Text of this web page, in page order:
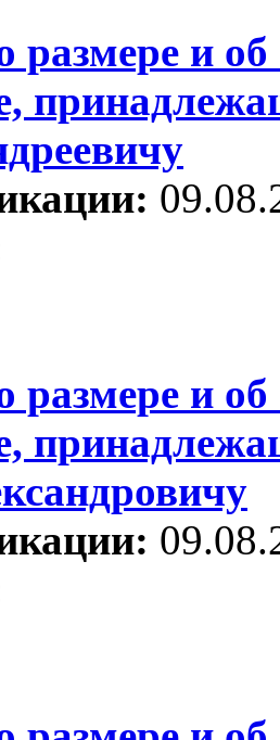
размере и
размере и